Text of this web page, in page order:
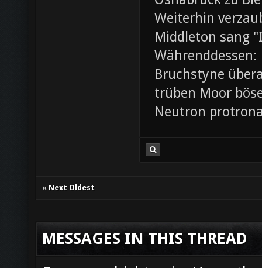
Weiterhin
Middleton sang
Bruchstyne
trüben Moor
Neutron
« Next Oldest
MESSAGES IN THIS THREAD